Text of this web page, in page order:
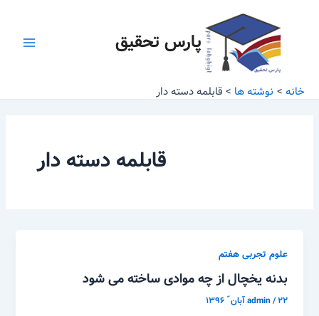
پارس تحقیق
خانه نوشته ها قابلمه دسته دار
قابلمه دسته دار
علوم تجربی هفتم
بدنه یخچال از چه موادی ساخته می شود
admin/۲۲ آبان ّ ۱۳۹۶